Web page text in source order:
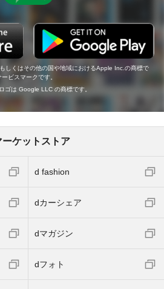
しくはその他の国や地域におけるApple Inc.の商標で
ビスマークです。
は Google LLC の商標です。
ーケットストア
d fashion
dカーシェア
dマガジン
dフォト